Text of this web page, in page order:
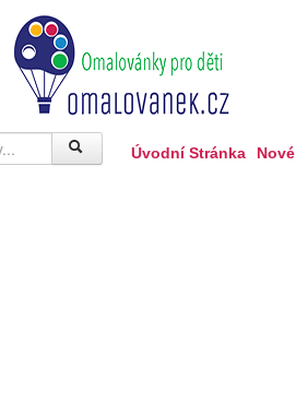
Úvodní Stránka Nové